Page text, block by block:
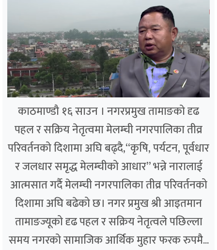
काठमाण्डौ १६ साउन । नगरप्रमुख तामाङको दृढ
पहल र सक्रिय नेतृत्वमा मेलम्ची नगरपालिका तीव्र
परिवर्तनको दिशामा अघि बढ्दै,“कृषि, पर्यटन, पूर्वधार
र जलधार समृद्ध मेलम्चीको आधार” भन्ने नारालाई
आत्मसात गर्दै मेलम्ची नगरपालिका तीव्र परिवर्तनको
दिशामा अघि बढेको छ। नगर प्रमुख श्री आइतमान
तामाङज्यूको दृढ पहल र सक्रिय नेतृत्वले पछिल्ला
समय नगरको सामाजिक आर्थिक मुहार फरक रुपमै...